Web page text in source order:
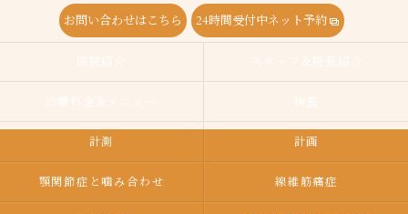
お問い合わせはこちら 24時間受付中ネット予約
計測 計画
顎関節症と噛み合わせ 線維筋痛症